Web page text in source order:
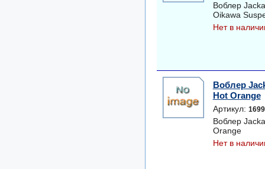
Воблер
Oikawa
Нет в
Воблер
Hot Orange
Артикул:
Воблер
Orange
Нет в